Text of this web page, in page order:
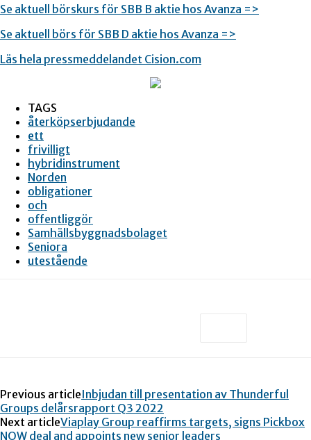
Se aktuell börskurs för SBB B aktie hos Avanza =>
Se aktuell börs för SBB D aktie hos Avanza =>
Läs hela pressmeddelandet Cision.com
TAGS
återköpserbjudande
ett
frivilligt
hybridinstrument
Norden
obligationer
och
offentliggör
Samhällsbyggnadsbolaget
Seniora
utestående
Previous articleInbjudan till presentation av Thunderful
Groups delårsrapport Q3 2022
Next articleViaplay Group reaffirms targets, signs Pickbox
NOW deal and appoints new senior leaders